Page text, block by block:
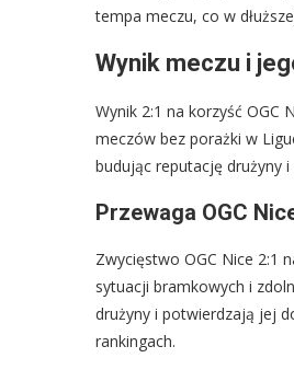
tempa meczu, co w
Wynik meczu i
Wynik 2:1 na korzyść OGC
meczów bez porażki w
budując reputację drużyny
Przewaga OGC
Zwycięstwo OGC Nice 2:1
sytuacji bramkowych i
drużyny i potwierdzają jej
rankingach.